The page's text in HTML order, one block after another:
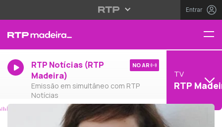
Entrar
RTP Notícias (RTP
Madeira)
Emissão em simultâneo com RTP
Notícias
NO AR
TV
RTP